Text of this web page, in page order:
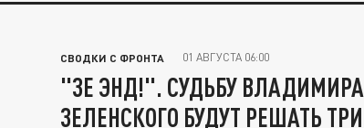
СВОДКИ С ФРОНТА 01 АВГУСТА 06:00
"ЗЕ ЭНД!". СУДЬБУ ВЛАДИМИРА
ЗЕЛЕНСКОГО БУДУТ РЕШАТЬ ТРИ